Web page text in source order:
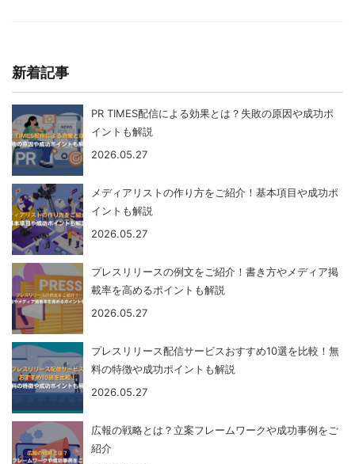
新着記事
PR TIMES配信による効果とは？失敗の原因や成功ポ
イントも解説
2026.05.27
メディアリストの作り方をご紹介！基本項目や成功ポ
イントも解説
2026.05.27
プレスリリースの例文をご紹介！書き方やメディア掲
載率を高めるポイントも解説
2026.05.27
プレスリリース配信サービスおすすめ10選を比較！無
料の特徴や成功ポイントも解説
2026.05.27
広報の戦略とは？立案フレームワークや成功事例をご
紹介